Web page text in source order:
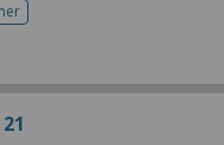
do rejestracji